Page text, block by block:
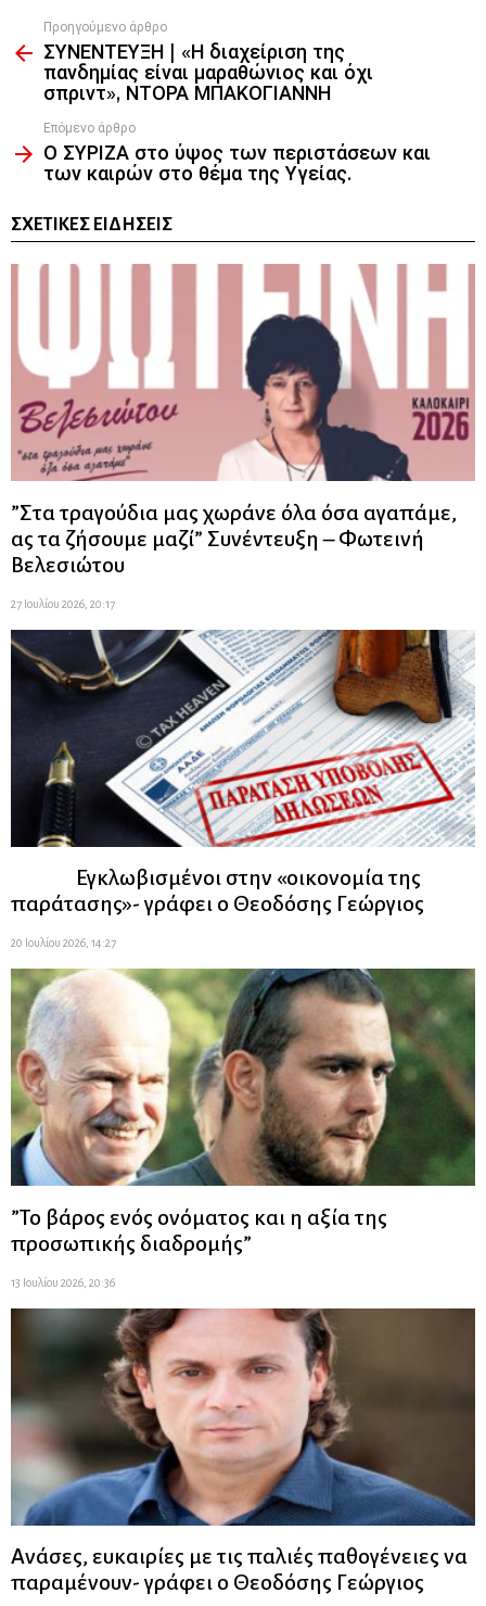
more
Προηγούμενο άρθρο
ΣΥΝΕΝΤΕΥΞΗ | «Η διαχείριση της
πανδημίας είναι μαραθώνιος και όχι
σπριντ», ΝΤΟΡΑ ΜΠΑΚΟΓΙΑΝΝΗ
Επόμενο άρθρο
Ο ΣΥΡΙΖΑ στο ύψος των περιστάσεων και
των καιρών στο θέμα της Υγείας.
ΣΧΕΤΙΚΈΣ ΕΙΔΉΣΕΙΣ
”Στα τραγούδια μας χωράνε όλα όσα αγαπάμε,
ας τα ζήσουμε μαζί” Συνέντευξη – Φωτεινή
Βελεσιώτου
27 Ιουλίου 2026, 20:17
Εγκλωβισμένοι στην «οικονομία της
παράτασης»- γράφει ο Θεοδόσης Γεώργιος
20 Ιουλίου 2026, 14:27
”Το βάρος ενός ονόματος και η αξία της
προσωπικής διαδρομής”
13 Ιουλίου 2026, 20:36
Ανάσες, ευκαιρίες με τις παλιές παθογένειες να
παραμένουν- γράφει ο Θεοδόσης Γεώργιος